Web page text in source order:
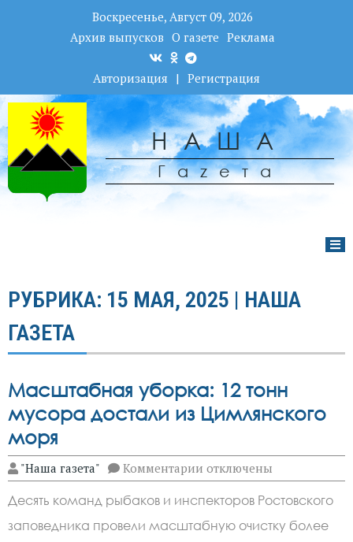
Воскресенье, Август 09, 2026
Архив выпусков О газете Реклама
Авторизация | Регистрация
НАША
Гаzета
РУБРИКА: 15 МАЯ, 2025 | НАША
ГАЗЕТА
Масштабная уборка: 12 тонн
мусора достали из Цимлянского
моря
"Наша газета" Комментарии к
записи
Масштабная
уборка:
12
тонн
отключены
Десять команд рыбаков и инспекторов Ростовского
заповедника провели масштабную очистку более